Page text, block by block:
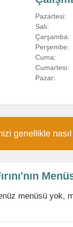
Pazartesi:
Salı:
Çarşamba:
Perşembe:
Cuma:
Cumartesi:
Pazar:
genellikle
menüsü yok,